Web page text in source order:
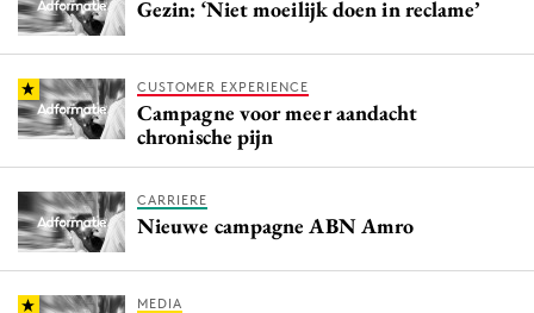
Gezin: ‘Niet moeilijk doen in reclame’
CUSTOMER EXPERIENCE
Campagne voor meer aandacht
chronische pijn
CARRIERE
Nieuwe campagne ABN Amro
MEDIA